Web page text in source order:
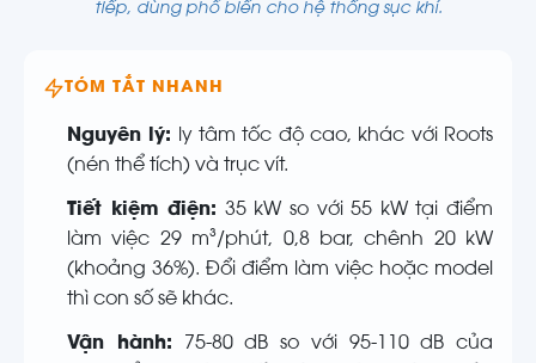
tiếp, dùng phổ biến cho hệ thống sục khí.
TÓM TẮT NHANH
Nguyên lý: ly tâm tốc độ cao, khác với Roots
(nén thể tích) và trục vít.
Tiết kiệm điện: 35 kW so với 55 kW tại điểm
làm việc 29 m³/phút, 0,8 bar, chênh 20 kW
(khoảng 36%). Đổi điểm làm việc hoặc model
thì con số sẽ khác.
Vận hành: 75-80 dB so với 95-110 dB của